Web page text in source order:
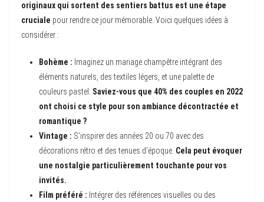
originaux qui sortent des sentiers battus est une étape
cruciale pour rendre ce jour mémorable. Voici quelques idées à
considérer :
Bohème : Imaginez un mariage champêtre intégrant des
éléments naturels, des textiles légers, et une palette de
couleurs pastel. Saviez-vous que 40% des couples en 2022
ont choisi ce style pour son ambiance décontractée et
romantique ?
Vintage : S’inspirer des années 20 ou 70 avec des
décorations rétro et des tenues d’époque. Cela peut évoquer
une nostalgie particulièrement touchante pour vos
invités.
Film préféré : Intégrer des références visuelles ou des